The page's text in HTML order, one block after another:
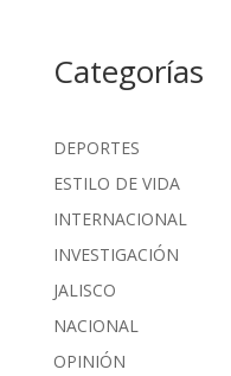
Categorías
DEPORTES
ESTILO DE VIDA
INTERNACIONAL
INVESTIGACIÓN
JALISCO
NACIONAL
OPINIÓN